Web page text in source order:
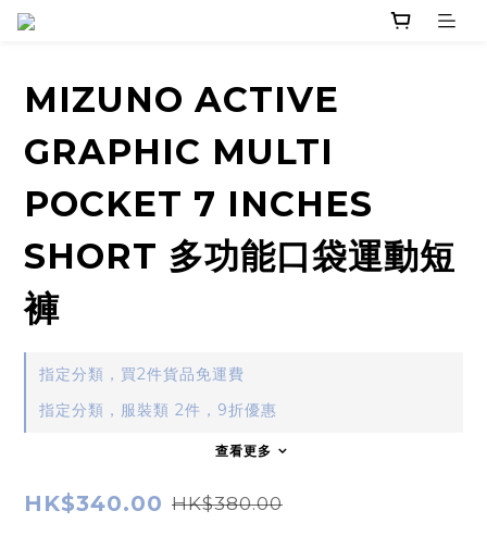
MIZUNO ACTIVE
GRAPHIC MULTI
POCKET 7 INCHES
SHORT 多功能口袋運動短
褲
指定分類，買2件貨品免運費
指定分類，服裝類 2件，9折優惠
查看更多
HK$340.00 HK$380.00